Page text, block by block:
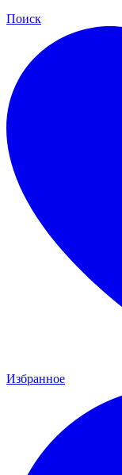
Поиск
Избранное